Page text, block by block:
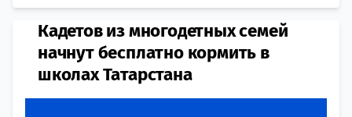
Кадетов из многодетных семей
начнут бесплатно кормить в
школах Татарстана